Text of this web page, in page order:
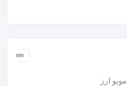
موبو ارز